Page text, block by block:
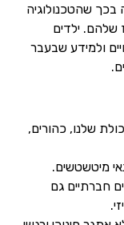
בכך שהטכנולוגיה
שלהם. ילדים
ולמידע שבעבר
שלנו, כהורים,
מיטשטשים.
חברתיים גם